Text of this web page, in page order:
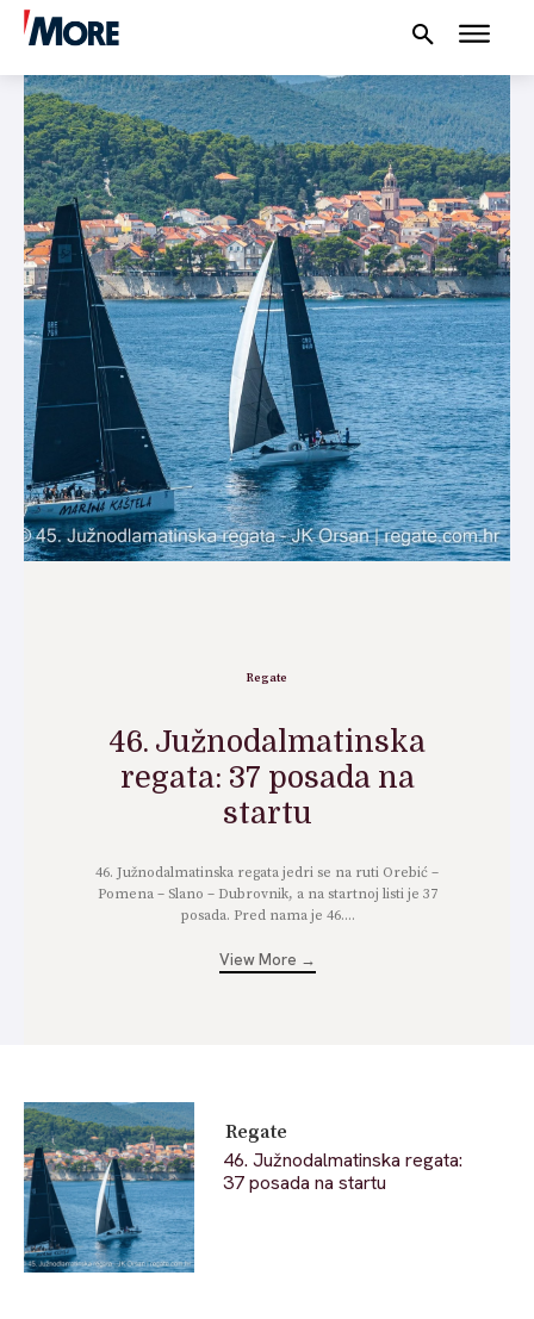
NAUTIKA
SPIZA
VELIKE PRIČE
SHOP
Regate
46. Južnodalmatinska
regata: 37 posada na
startu
46. Južnodalmatinska regata jedri se na ruti Orebić –
Pomena – Slano – Dubrovnik, a na startnoj listi je 37
posada. Pred nama je 46....
View More →
Regate
46. Južnodalmatinska regata:
37 posada na startu